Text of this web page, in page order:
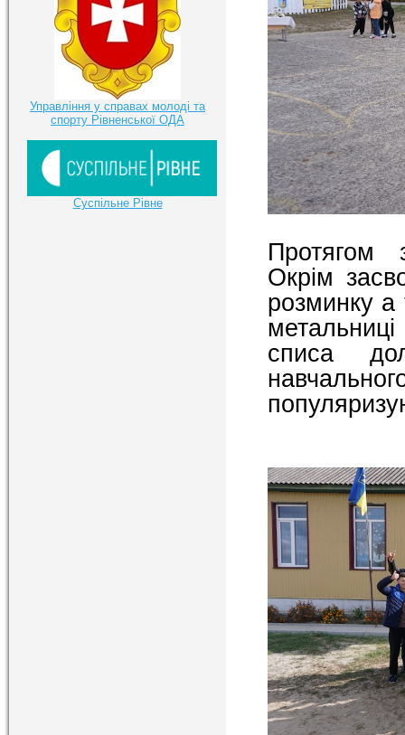
Протягом
Окрім
розминку а
списа
Управління у справах молоді та
спорту Рівненської ОДА
Суспільне Рівне